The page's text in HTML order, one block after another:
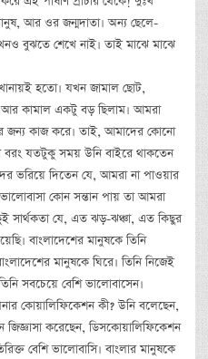
আর ওর জন্মদাতা। অন্য ছেলে-
বুঝতে শেখে নাই। তাই মাঝে মাঝে
হতো। যখন জামাল ছোট,
আর কামাল একটু বড় ছিলাম। আমরা
জন্য কাজ করে। তাই, আমাদের কোনো
বরং যতটুকু সময় উনি বাইরে থাকতেন
ভরিয়ে দিতেন যে, আমরা না পাওয়ার
কোন সন্তান পায় তা আমরা
সার্থকতা যে, এত ঝড়-ঝঞ্চা, এত কিছুর
বাংলাদেশের মানুষকে তিনি
মানুষকে ঘিরে। তিনি নিজেই
সবচেয়ে বেশি ভালোবাসেন।
কোয়ালিফিকেশন কী? উনি বলেছেন,
করেছেন, ডিসকোয়ালিফিকেশন
বেশি ভালোবাসি। বাংলার মানুষকে